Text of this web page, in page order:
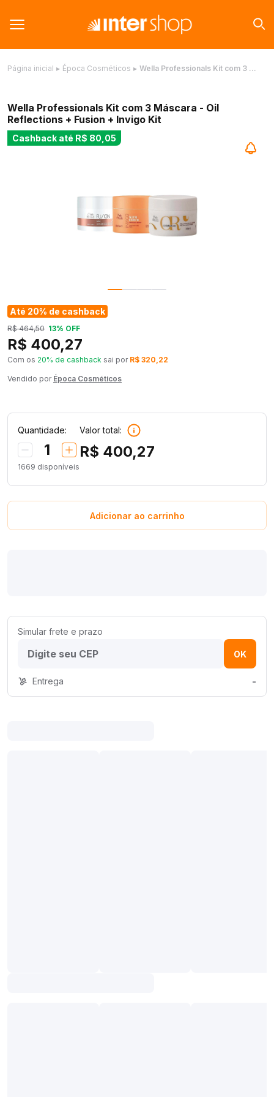
Página inicial ▸ Época Cosméticos ▸ Wella Professionals Kit com 3 …
Wella Professionals Kit com 3 Máscara - Oil
Reflections + Fusion + Invigo Kit
Cashback até R$ 80,05
Até 20% de cashback
R$ 464,50 13% OFF
R$ 400,27
Com os 20% de cashback sai por R$ 320,22
Vendido por Época Cosméticos
Quantidade:
1
1669 disponíveis
Valor total:
R$ 400,27
Adicionar ao carrinho
Simular frete e prazo
OK
Entrega -